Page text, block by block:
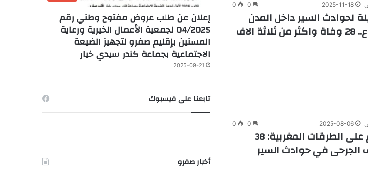
2025-11-18
0
0
لحوادث السير داخل المدن
خلال اسبوع.. 28 وفاة واكثر من ثلاثة الاف
2025-08-06
0
0
أسبوع دامٍ على الطرقات المغربية: 38
الجرحى في حوادث السير
إعلان عن طلب عروض مفتوح وطني رقم
04/2025 لجمعية الأعمال الخيرية ورعاية
المسنين بإقليم صفرو لتجهيز الضيعة
الاجتماعية بجماعة كندر سيدي خيار
2025-09-21
تابعنا على فيسبوك
أخبار صفرو